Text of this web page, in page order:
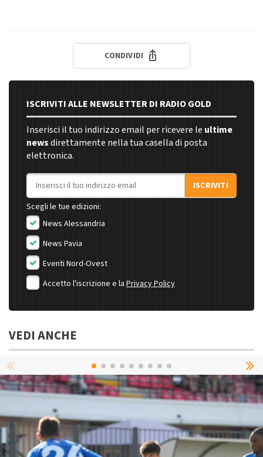
CONDIVIDI
ISCRIVITI ALLE NEWSLETTER DI RADIO GOLD
Inserisci il tuo indirizzo email per ricevere le ultime
newsdirettamente nella tua casella di posta
elettronica.
Indirizzo email
ISCRIVITI
Scegli le tue edizioni:
News Alessandria
News Pavia
Eventi Nord-Ovest
Accetto l'iscrizione e la Privacy Policy
VEDI ANCHE